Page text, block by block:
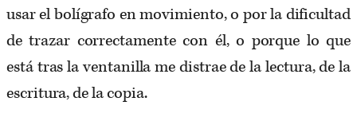
usar el bolígrafo en movimiento, o por la dificultad
de trazar correctamente con él, o porque lo que
está tras la ventanilla me distrae de la lectura, de la
escritura, de la copia.